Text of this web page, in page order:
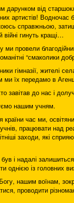
дарунком від
артистів!
справжньою,
війні гинуть кращі…
ми провели
“смаколики
гімназії, жителі
ми їх передамо в
завітав до нас і
нашим учням.
час ми,
працювати над
заходи, які
і надалі
однією із головних
нашим воїнам,
проводити